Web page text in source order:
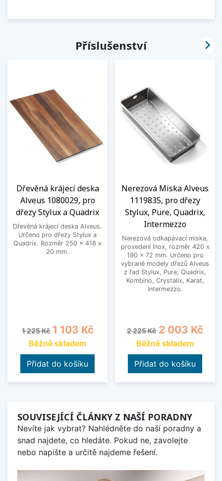
Příslušenství
Dřevěná krájecí deska
Alveus 1080029, pro
dřezy Stylux a Quadrix
Dřevěná krájecí deska Alveus.
Určeno pro dřezy Stylux a
Quadrix. Rozměr 250 x 418 x
20 mm.
Běžná cena
1 225 Kč Cena
1 103 Kč
Běžně skladem
Přidat do košíku
Nerezová Miska Alveus
1119835, pro dřezy
Stylux, Pure, Quadrix,
Intermezzo
Nerezová odkapávací miska,
provedení Inox, rozměr 420 x
190 x 72 mm. Určeno pro
vybrané modely dřezů Alveus
z řad Stylux, Pure, Quadrix,
Kombino, Crystalix, Karat,
Intermezzo.
Běžná cena
2 225 Kč Cena
2 003 Kč
Běžně skladem
Přidat do košíku

SOUVISEJÍCÍ ČLÁNKY Z NAŠÍ PORADNY
Nevíte jak vybrat? Nahlédněte do naší poradny a
snad najdete, co hledáte. Pokud ne, zavolejte
nebo napište a určitě najdeme řešení.